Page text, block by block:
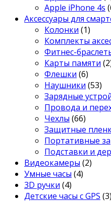
Apple iPhone 4s
Аксессуары для
Колонки (1)
Комплекты
Фитнес-
Карты памяти
Флешки (6)
Наушники (53)
Зарядные
Провода и
Чехлы (66)
Защитные
Портативные
Подставки и
Видеокамеры (2)
Умные часы (4)
3D ручки (4)
Детские часы с GPS (3)